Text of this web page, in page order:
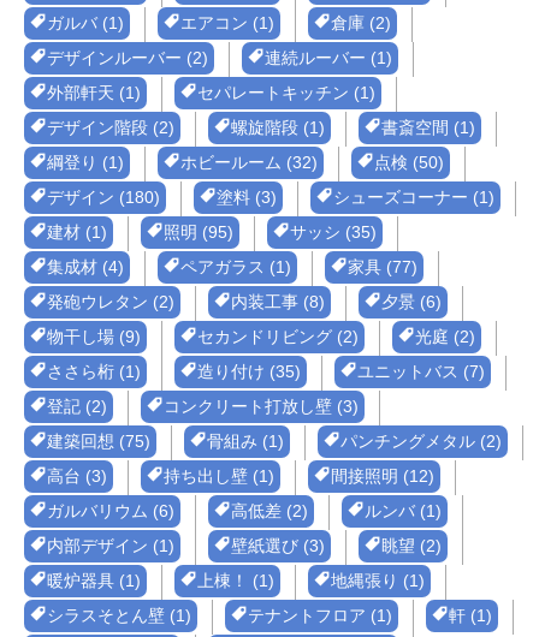
ガルバ (1)
エアコン (1)
倉庫 (2)
デザインルーバー (2)
連続ルーバー (1)
外部軒天 (1)
セパレートキッチン (1)
デザイン階段 (2)
螺旋階段 (1)
書斎空間 (1)
綱登り (1)
ホビールーム (32)
点検 (50)
デザイン (180)
塗料 (3)
シューズコーナー (1)
建材 (1)
照明 (95)
サッシ (35)
集成材 (4)
ペアガラス (1)
家具 (77)
発砲ウレタン (2)
内装工事 (8)
夕景 (6)
物干し場 (9)
セカンドリビング (2)
光庭 (2)
ささら桁 (1)
造り付け (35)
ユニットバス (7)
登記 (2)
コンクリート打放し壁 (3)
建築回想 (75)
骨組み (1)
パンチングメタル (2)
高台 (3)
持ち出し壁 (1)
間接照明 (12)
ガルバリウム (6)
高低差 (2)
ルンバ (1)
内部デザイン (1)
壁紙選び (3)
眺望 (2)
暖炉器具 (1)
上棟！ (1)
地縄張り (1)
シラスそとん壁 (1)
テナントフロア (1)
軒 (1)